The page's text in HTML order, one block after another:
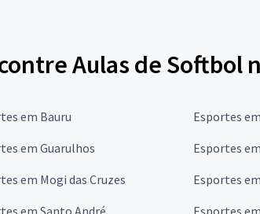
Aulas de Softbol
em Bauru Esportes
em Guarulhos
Esportes
em Mogi das Cruzes
Esportes
em Santo André
Esportes